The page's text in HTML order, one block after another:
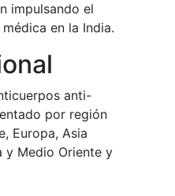
impulsando el
en la India.
anti-
por región
Europa, Asia
y Medio Oriente y